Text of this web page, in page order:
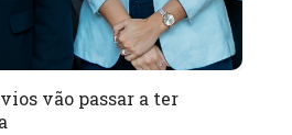
vão passar a ter